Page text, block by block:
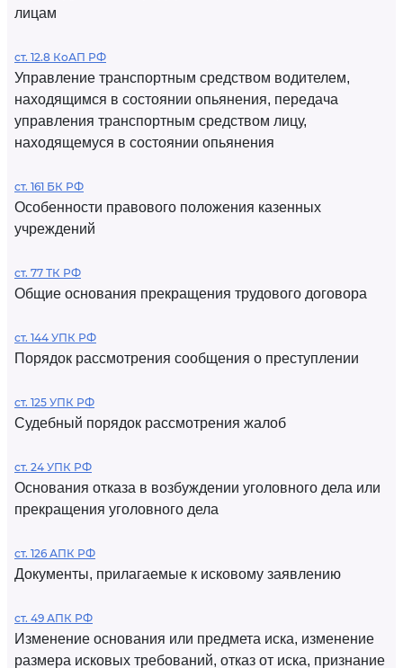
лицам
ст. 12.8 КоАП РФ
Управление транспортным средством водителем,
находящимся в состоянии опьянения, передача
управления транспортным средством лицу,
находящемуся в состоянии опьянения
ст. 161 БК РФ
Особенности правового положения казенных
учреждений
ст. 77 ТК РФ
Общие основания прекращения трудового договора
ст. 144 УПК РФ
Порядок рассмотрения сообщения о преступлении
ст. 125 УПК РФ
Судебный порядок рассмотрения жалоб
ст. 24 УПК РФ
Основания отказа в возбуждении уголовного дела или
прекращения уголовного дела
ст. 126 АПК РФ
Документы, прилагаемые к исковому заявлению
ст. 49 АПК РФ
Изменение основания или предмета иска, изменение
размера исковых требований, отказ от иска, признание